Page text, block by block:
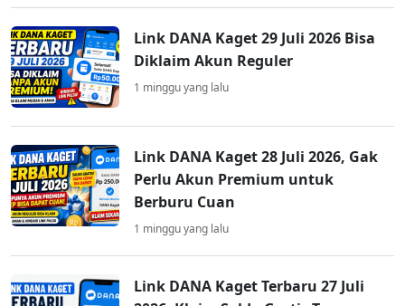
Link DANA Kaget 29 Juli 2026 Bisa
Diklaim Akun Reguler
1 minggu yang lalu
Link DANA Kaget 28 Juli 2026, Gak
Perlu Akun Premium untuk
Berburu Cuan
1 minggu yang lalu
Link DANA Kaget Terbaru 27 Juli